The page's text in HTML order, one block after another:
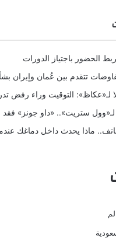
الحضور باجتياز الدورات
تتقدم بين عُمان وإيران
لـ«عكاظ»: التوقيت وراء رفض
ستريت».. «داو جونز» فقد 580 نقطة
هاتف.. ماذا يحدث داخل دماغك